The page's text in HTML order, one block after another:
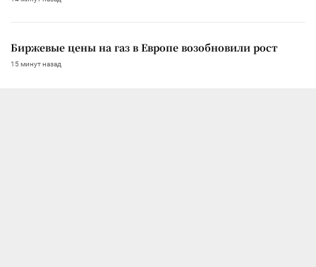
Биржевые цены на газ в Европе возобновили рост
15 минут назад